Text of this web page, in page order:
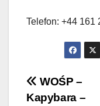
Telefon: +44 161
WOŚP –
Kapybara –